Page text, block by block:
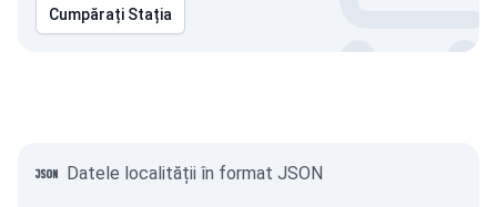
Cumpărați Stația
Datele localității în format JSON